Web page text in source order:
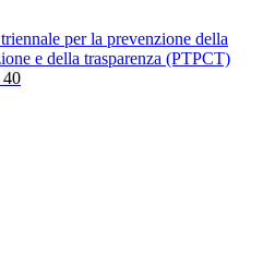
per la prevenzione della
e della trasparenza (PTPCT)
40